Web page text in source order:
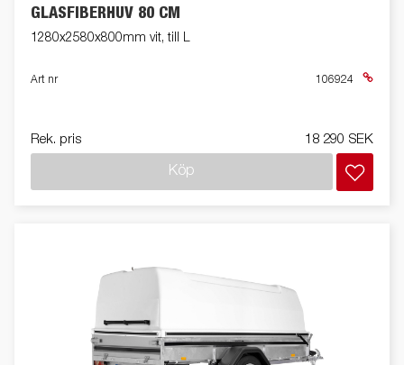
GLASFIBERHUV 80 CM
1280x2580x800mm vit, till L
Art nr 106924
Rek. pris 18 290 SEK
Köp